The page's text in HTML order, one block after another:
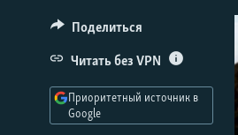
навигации
Вернутся
IDEL.РЕАЛИИ
КАВКАЗ.РЕАЛИИ
СЕВЕР.РЕАЛИИ
СИБИРЬ.РЕАЛИИ
Поделиться
Читать без VPN
Приоритетный источник в
Google